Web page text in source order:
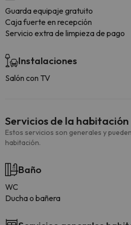
Guarda equipaje gratuito
Caja fuerte en recepción
Servicio extra de limpieza de pago
Instalaciones
Salón con TV
Servicios de la habitación
Estos servicios son generales y
habitación.
Baño
WC
Ducha o bañera